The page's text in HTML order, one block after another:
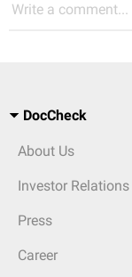
Write a comment...
DocCheck
About Us
Investor Relations
Press
Career